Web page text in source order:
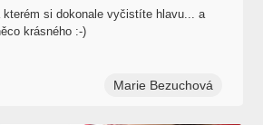
kterém si dokonale vyčistíte hlavu... a
krásného :-)
Marie Bezuchová